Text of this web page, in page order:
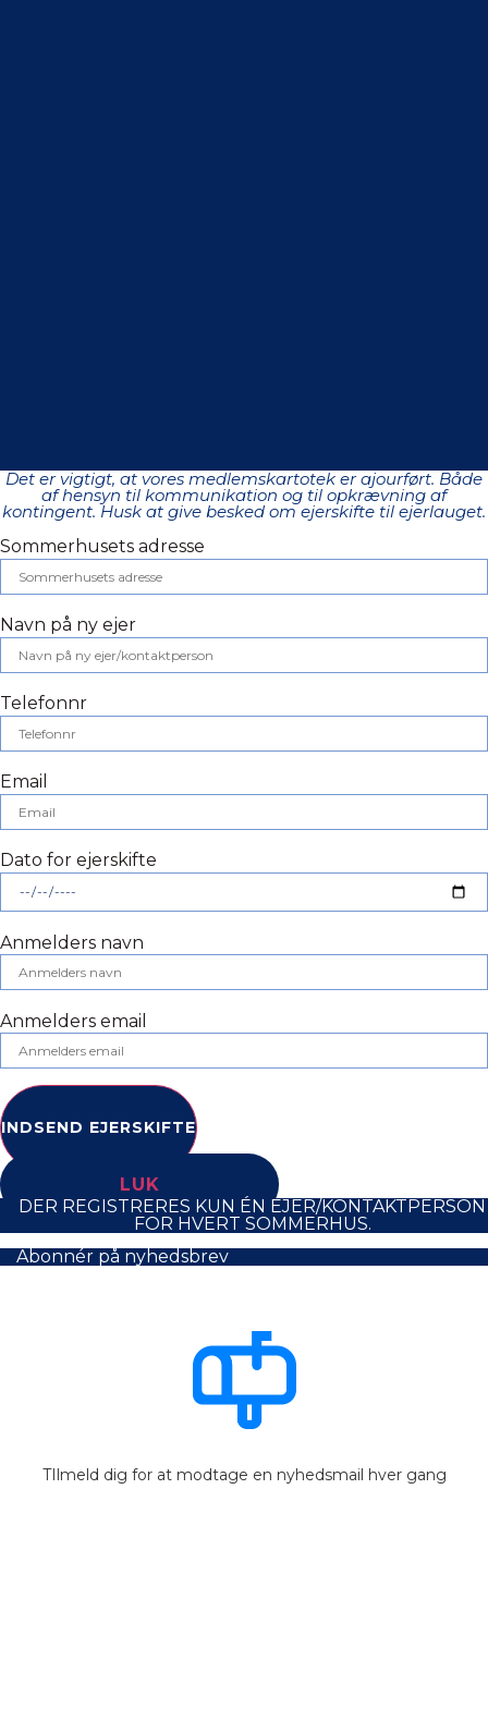
Det er vigtigt, at vores medlemskartotek er ajourført. Både
af hensyn til kommunikation og til opkrævning af
kontingent. Husk at give besked om ejerskifte til ejerlauget.
Sommerhusets adresse
Navn på ny ejer
Telefonnr
Email
Dato for ejerskifte
Anmelders navn
Anmelders email
INDSEND EJERSKIFTE
LUK
DER REGISTRERES KUN ÉN EJER/KONTAKTPERSON
FOR HVERT SOMMERHUS.
Abonnér på nyhedsbrev
TIlmeld dig for at modtage en nyhedsmail hver gang